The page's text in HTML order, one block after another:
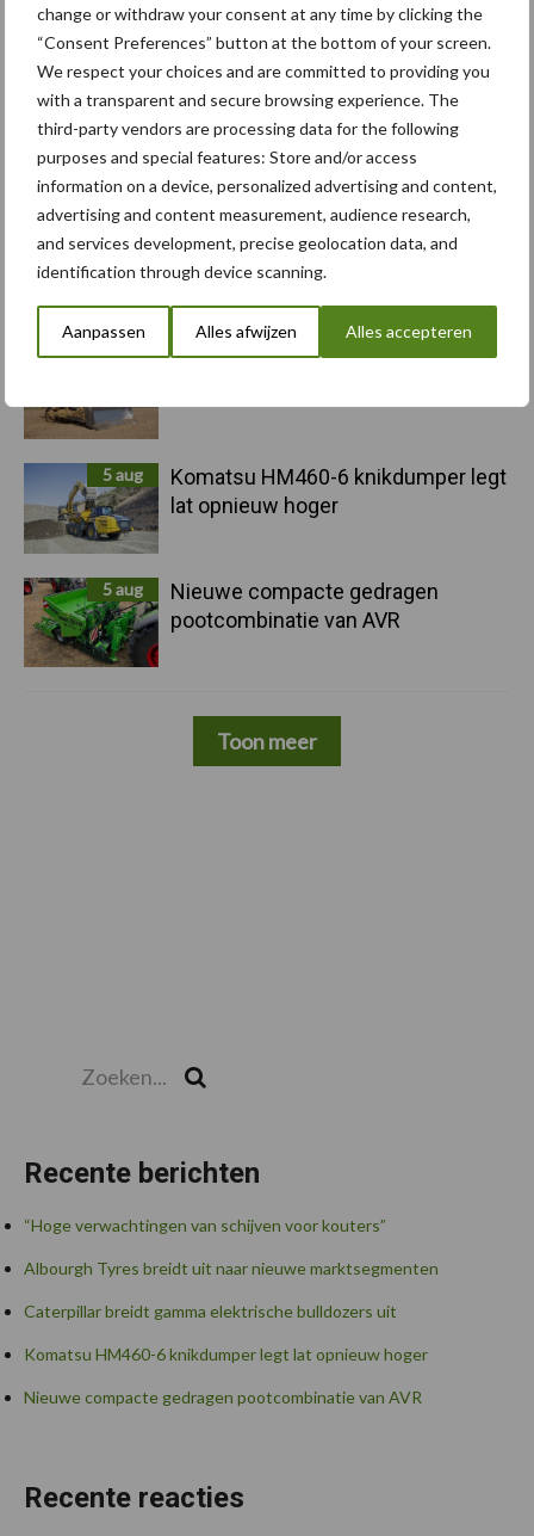
change or withdraw your consent at any time by clicking the
“Consent Preferences” button at the bottom of your screen.
We respect your choices and are committed to providing you
with a transparent and secure browsing experience. The
third-party vendors are processing data for the following
purposes and special features: Store and/or access
information on a device, personalized advertising and content,
advertising and content measurement, audience research,
and services development, precise geolocation data, and
identification through device scanning.
Aanpassen Alles afwijzen Alles accepteren
Primaire
Sidebar
Recent nieuws Partner nieuws
6 aug
"Hoge verwachtingen van schijven
voor kouters"
5 aug
Albourgh Tyres breidt uit naar
nieuwe marktsegmenten
5 aug
Caterpillar breidt gamma
5 aug
Komatsu HM460-6 knikdumper legt
lat opnieuw hoger
5 aug
Nieuwe compacte gedragen
pootcombinatie van AVR
Toon meer
Recente berichten
“Hoge verwachtingen van schijven voor kouters”
Albourgh Tyres breidt uit naar nieuwe marktsegmenten
Caterpillar breidt gamma elektrische bulldozers uit
Komatsu HM460-6 knikdumper legt lat opnieuw hoger
Nieuwe compacte gedragen pootcombinatie van AVR
Recente reacties